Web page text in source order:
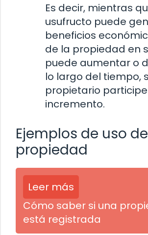
Es decir, mientras
usufructo puede
beneficios
de la propiedad en
puede aumentar o
lo largo del tiempo,
propietario
incremento.
Ejemplos de uso
propiedad
Leer más
Cómo saber si una
está registrada